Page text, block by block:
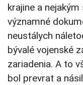
krajine a
významné
neustálych
bývalé vojenské
zariadenia. A to
bol prevrat a